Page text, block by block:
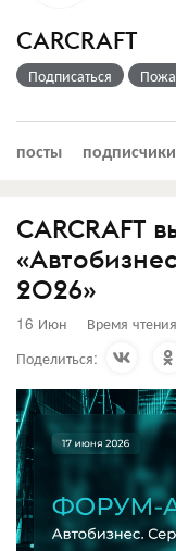
CARCRAFT
Подписаться
посты подписчики
CARCRAFT
2026»
16 Июн Время
Поделиться: